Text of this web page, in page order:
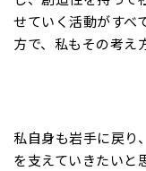
せていく活動がすべ
方で、私もその考え
私自身も岩手に戻り
を支えていきたいと